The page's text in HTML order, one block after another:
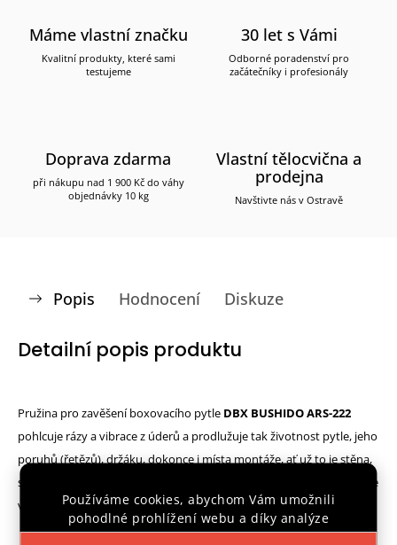
Používáme cookies, abychom Vám umožnili
pohodlné prohlížení webu a díky analýze
provozu webu neustále zlepšovali jeho funkce,
Máme vlastní značku
Kvalitní produkty, které sami
testujeme
30 let s Vámi
Odborné poradenství pro
začátečníky i profesionály
Doprava zdarma
při nákupu nad 1 900 Kč do váhy
objednávky 10 kg
Vlastní tělocvična a
prodejna
Navštivte nás v Ostravě
Popis Hodnocení Diskuze
Detailní popis produktu
Pružina pro zavěšení boxovacího pytle DBX BUSHIDO ARS-222
pohlcuje rázy a vibrace z úderů a prodlužuje tak životnost pytle, jeho
poruhů (řetězů), držáku, dokonce i místa montáže, ať už to je stěna,
strop nebo trám. Tato 33 centimetrů dlouhá, zapouzdřená pružina je
vhodná pro pytle do 80-ti kilogramů.